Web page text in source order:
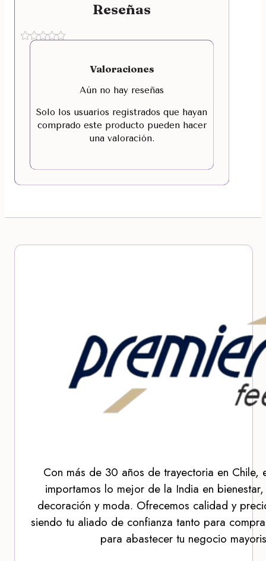
Reseñas
Valoraciones
Aún no hay reseñas
Solo los usuarios registrados que hayan
comprado este producto pueden hacer
una valoración.
Con más de 30 años de trayectoria en Chile,
importamos lo mejor de la India en
decoración y moda. Ofrecemos calidad y
siendo tu aliado de confianza tanto para
para abastecer tu negocio